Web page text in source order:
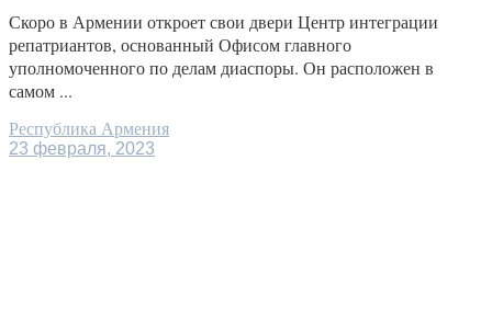
Скоро в Армении откроет свои двери Центр интеграции
репатриантов, основанный Офисом главного
уполномоченного по делам диаспоры. Он расположен в
самом ...
Республика Армения
23 февраля, 2023